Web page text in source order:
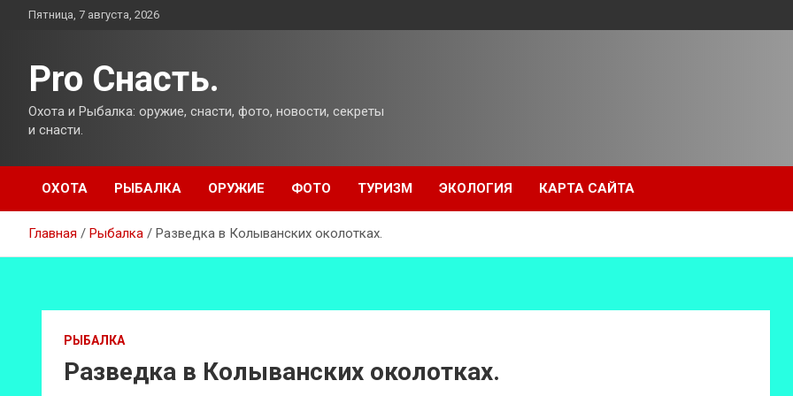
ПерейтиПятница, 7 августа, 2026
Pro Снасть.
Охота и Рыбалка: оружие, снасти, фото, новости, секреты
и снасти.
ОХОТА РЫБАЛКА ОРУЖИЕ ФОТО ТУРИЗМ ЭКОЛОГИЯ КАРТА САЙТА
Главная Рыбалка Разведка в Колыванских околотках.
РЫБАЛКА
Разведка в Колыванских околотках.